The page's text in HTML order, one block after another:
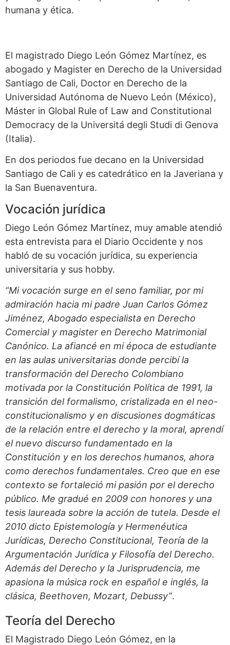
humana y ética.
El magistrado Diego León Gómez Martínez, es
abogado y Magister en Derecho de la Universidad
Santiago de Cali, Doctor en Derecho de la
Universidad Autónoma de Nuevo León (México),
Máster in Global Rule of Law and Constitutional
Democracy de la Universitá degli Studi di Genova
(Italia).
En dos periodos fue decano en la Universidad
Santiago de Cali y es catedrático en la Javeriana y
la San Buenaventura.
Vocación jurídica
Diego León Gómez Martínez, muy amable atendió
esta entrevista para el Diario Occidente y nos
habló de su vocación jurídica, su experiencia
universitaria y sus hobby.
“Mi vocación surge en el seno familiar, por mi
admiración hacia mi padre Juan Carlos Gómez
Jiménez, Abogado especialista en Derecho
Comercial y magister en Derecho Matrimonial
Canónico. La afiancé en mi época de estudiante
en las aulas universitarias donde percibí la
transformación del Derecho Colombiano
motivada por la Constitución Política de 1991, la
transición del formalismo, cristalizada en el neo-
constitucionalismo y en discusiones dogmáticas
de la relación entre el derecho y la moral, aprendí
el nuevo discurso fundamentado en la
Constitución y en los derechos humanos, ahora
como derechos fundamentales. Creo que en ese
contexto se fortaleció mi pasión por el derecho
público. Me gradué en 2009 con honores y una
tesis laureada sobre la acción de tutela. Desde el
2010 dicto Epistemología y Hermenéutica
Jurídicas, Derecho Constitucional, Teoría de la
Argumentación Jurídica y Filosofía del Derecho.
Además del Derecho y la Jurisprudencia, me
apasiona la música rock en español e inglés, la
clásica, Beethoven, Mozart, Debussy”.
Teoría del Derecho
El Magistrado Diego León Gómez, en la